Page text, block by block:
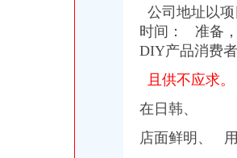
公司地址以
时间： 准备
DIY产品消费
且供不应求。
在日韩、
店面鲜明、